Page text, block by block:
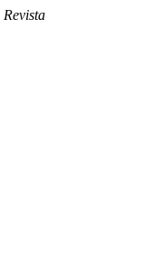
Revista